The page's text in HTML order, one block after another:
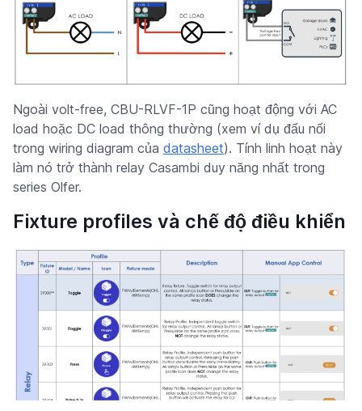
Ngoài volt-free, CBU-RLVF-1P cũng hoạt động với AC
load hoặc DC load thông thường (xem ví dụ đấu nối
trong wiring diagram của datasheet). Tính linh hoạt này
làm nó trở thành relay Casambi duy năng nhất trong
series Olfer.
Fixture profiles và chế độ điều khiển